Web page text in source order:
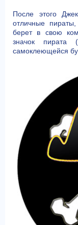
После этого
отличные
берет в свою
значок пирата
самоклеющейся